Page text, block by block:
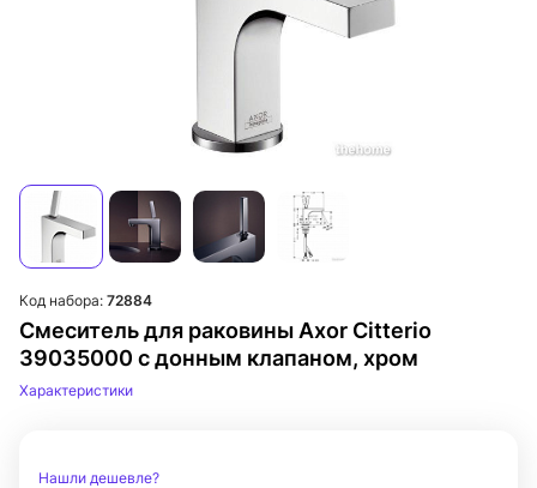
Смеситель для раковины Axor Citterio
39035000 с донным клапаном, хром
Код набора: 72884
Характеристики
Нашли дешевле?